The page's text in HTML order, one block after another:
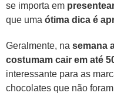
se importa em
que uma ótima dica é
Geralmente, na semana
costumam cair em até
interessante para as
chocolates que não